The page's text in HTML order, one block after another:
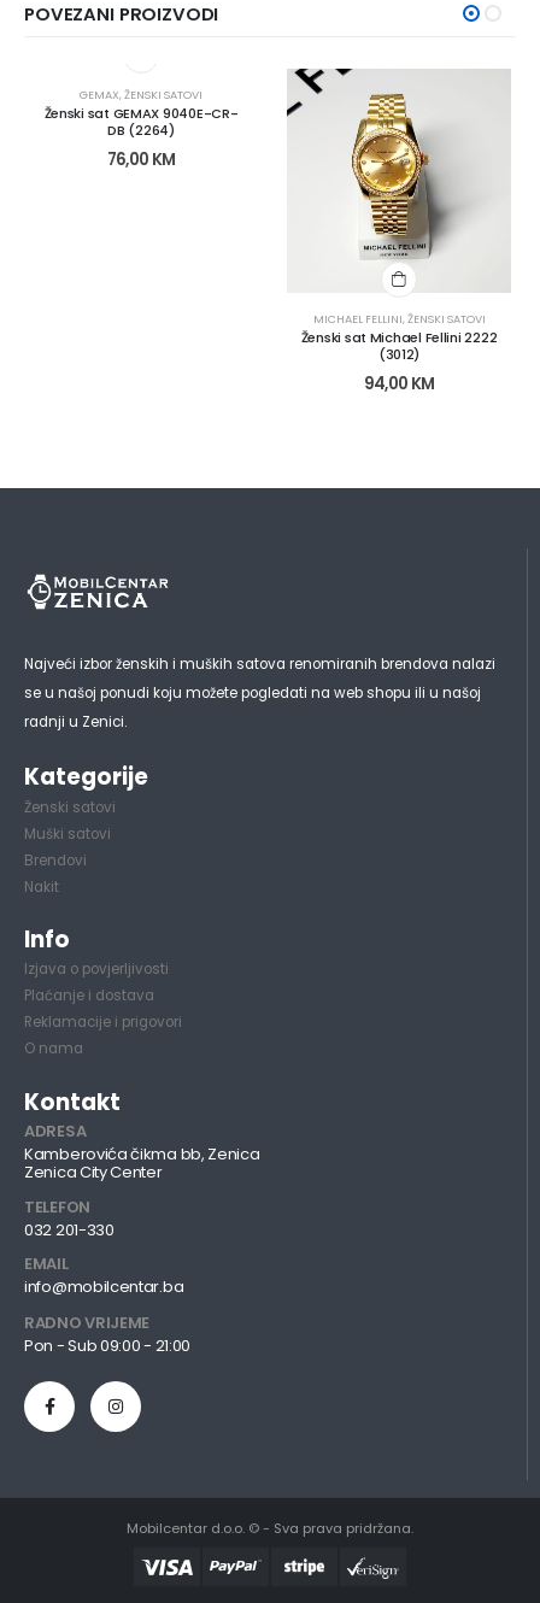
POVEZANI PROIZVODI
GEMAX,ŽENSKI SATOVI
Ženski sat GEMAX 9040E-CR-
DB (2264)
76,00 KM
MICHAEL FELLINI,ŽENSKI SATOVI
Ženski sat Michael Fellini 2222
(3012)
94,00 KM
Najveći izbor ženskih i muških satova renomiranih brendova nalazi
se u našoj ponudi koju možete pogledati na web shopu ili u našoj
radnji u Zenici.
Kategorije
Ženski satovi
Muški satovi
Brendovi
Nakit
Info
Izjava o povjerljivosti
Plaćanje i dostava
Reklamacije i prigovori
O nama
Kontakt
ADRESA
Kamberovića čikma bb, Zenica
Zenica City Center
TELEFON
032 201-330
EMAIL
info@mobilcentar.ba
RADNO VRIJEME
Pon - Sub 09:00 - 21:00
Mobilcentar d.o.o. © - Sva prava pridržana.